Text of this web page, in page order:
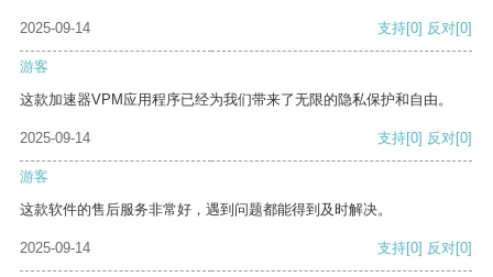
2025-09-14 支持[0] 反对[0]
游客
这款加速器VPM应用程序已经为我们带来了无限的隐私保护和自由。
2025-09-14 支持[0] 反对[0]
游客
这款软件的售后服务非常好，遇到问题都能得到及时解决。
2025-09-14 支持[0] 反对[0]